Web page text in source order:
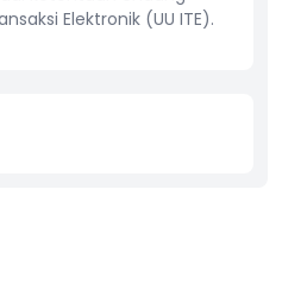
Elektronik (UU ITE).